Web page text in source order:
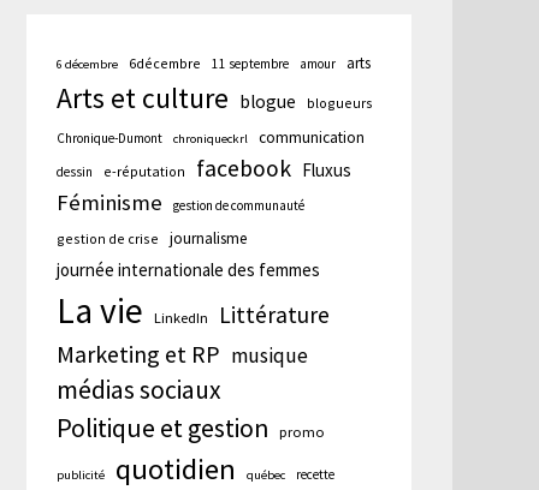
6 décembre 6décembre 11 septembre amour arts
Arts et culture blogue blogueurs
Chronique-Dumont chroniqueckrl communication
dessin e-réputation facebook Fluxus
Féminisme gestion de communauté
gestion de crise journalisme
journée internationale des femmes
La vie LinkedIn Littérature
Marketing et RP musique
médias sociaux
Politique et gestion
promo
publicité quotidien québec recette